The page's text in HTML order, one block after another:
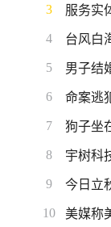
3 服务实
4 台风白
5 男子结
6 命案逃
7 狗子坐
8 宇树科
9 今日立
10 美媒称